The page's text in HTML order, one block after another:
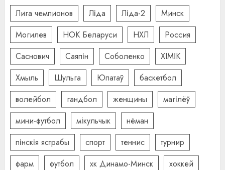
Лига чемпионов
Ліда Ліда-2
Минск
Могилев
НОК Беларуси НХЛ
Россия
Саснович
Саяпін Соболенко
ХІМІК
Хмыль
Шульга Юпатаў
баскетбол
волейбол
гандбол женщины
магілёў
мини-футбол
мікульчык
нёман
пінскія ястрабы
спорт теннис
турнир
фарм
футбол хк Динамо-Минск
хоккей